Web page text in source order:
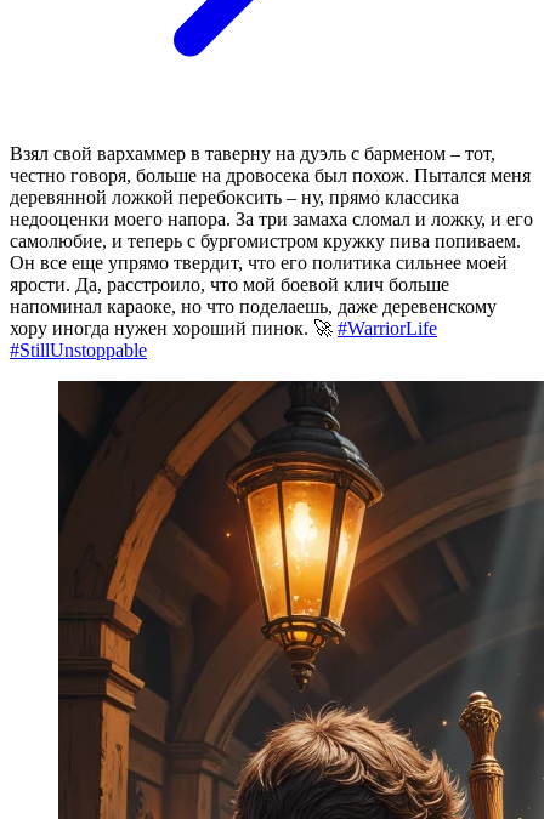
Взял свой вархаммер в таверну на дуэль с барменом – тот,
честно говоря, больше на дровосека был похож. Пытался меня
деревянной ложкой перебоксить – ну, прямо классика
недооценки моего напора. За три замаха сломал и ложку, и его
самолюбие, и теперь с бургомистром кружку пива попиваем.
Он все еще упрямо твердит, что его политика сильнее моей
ярости. Да, расстроило, что мой боевой клич больше
напоминал караоке, но что поделаешь, даже деревенскому
хору иногда нужен хороший пинок. 🚀 #WarriorLife
#StillUnstoppable